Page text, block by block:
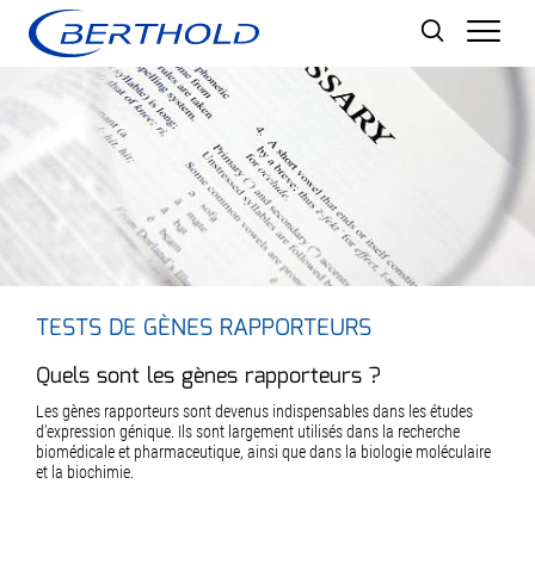
TESTS DE GÈNES RAPPORTEURS
Quels sont les gènes rapporteurs ?
Les gènes rapporteurs sont devenus indispensables dans les études
d'expression génique. Ils sont largement utilisés dans la recherche
biomédicale et pharmaceutique, ainsi que dans la biologie moléculaire
et la biochimie.